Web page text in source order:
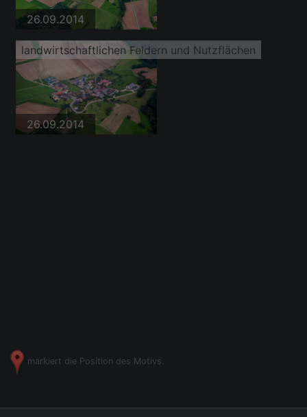
26.09.2014
landwirtschaftlichen Feldern und Nutzflächen
26.09.2014
markiert die Position des Motivs.